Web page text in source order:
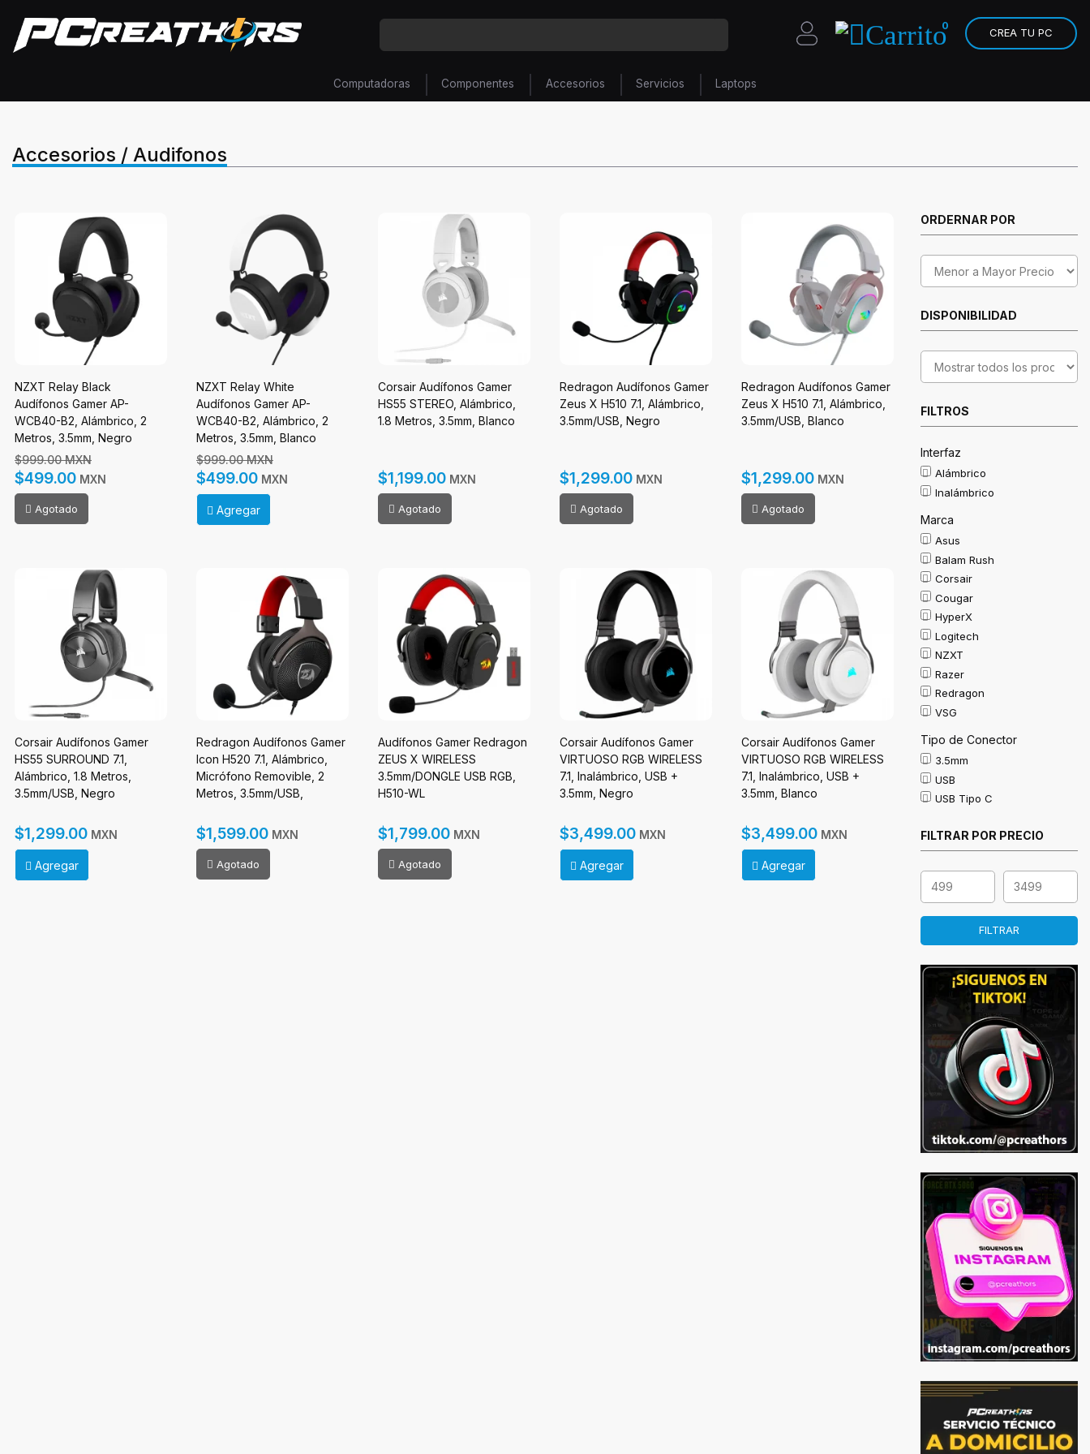
0
CREA TU PC
Computadoras Componentes Accesorios Servicios Laptops
Accesorios / Audifonos
NZXT Relay Black
Audífonos Gamer AP-
WCB40-B2, Alámbrico, 2
Metros, 3.5mm, Negro
$999.00 MXN
$499.00 MXN
Agotado
NZXT Relay White
Audífonos Gamer AP-
WCB40-B2, Alámbrico, 2
Metros, 3.5mm, Blanco
$999.00 MXN
$499.00 MXN
Agregar
Corsair Audífonos Gamer
HS55 STEREO, Alámbrico,
1.8 Metros, 3.5mm, Blanco
$1,199.00 MXN
Agotado
Redragon Audífonos Gamer
Zeus X H510 7.1, Alámbrico,
3.5mm/USB, Negro
$1,299.00 MXN
Agotado
Redragon Audífonos Gamer
Zeus X H510 7.1, Alámbrico,
3.5mm/USB, Blanco
$1,299.00 MXN
Agotado
Corsair Audífonos Gamer
HS55 SURROUND 7.1,
Alámbrico, 1.8 Metros,
3.5mm/USB, Negro
$1,299.00 MXN
Agregar
Redragon Audífonos Gamer
Icon H520 7.1, Alámbrico,
Micrófono Removible, 2
Metros, 3.5mm/USB,
$1,599.00 MXN
Agotado
Audífonos Gamer Redragon
ZEUS X WIRELESS
3.5mm/DONGLE USB RGB,
H510-WL
$1,799.00 MXN
Agotado
Corsair Audífonos Gamer
VIRTUOSO RGB WIRELESS
7.1, Inalámbrico, USB +
3.5mm, Negro
$3,499.00 MXN
Agregar
Corsair Audífonos Gamer
VIRTUOSO RGB WIRELESS
7.1, Inalámbrico, USB +
3.5mm, Blanco
$3,499.00 MXN
Agregar
ORDERNAR POR
DISPONIBILIDAD
FILTROS
Interfaz
Alámbrico
Inalámbrico
Marca
Asus
Balam Rush
Corsair
Cougar
HyperX
Logitech
NZXT
Razer
Redragon
VSG
Tipo de Conector
3.5mm
USB
USB Tipo C
FILTRAR POR PRECIO
FILTRAR